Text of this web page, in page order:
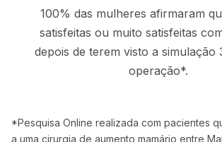
100% das mulheres afirmaram
satisfeitas ou muito satisfeitas
depois de terem visto a simulação
operação*.
*Pesquisa Online realizada com pacientes
a uma cirurgia de aumento mamário entre